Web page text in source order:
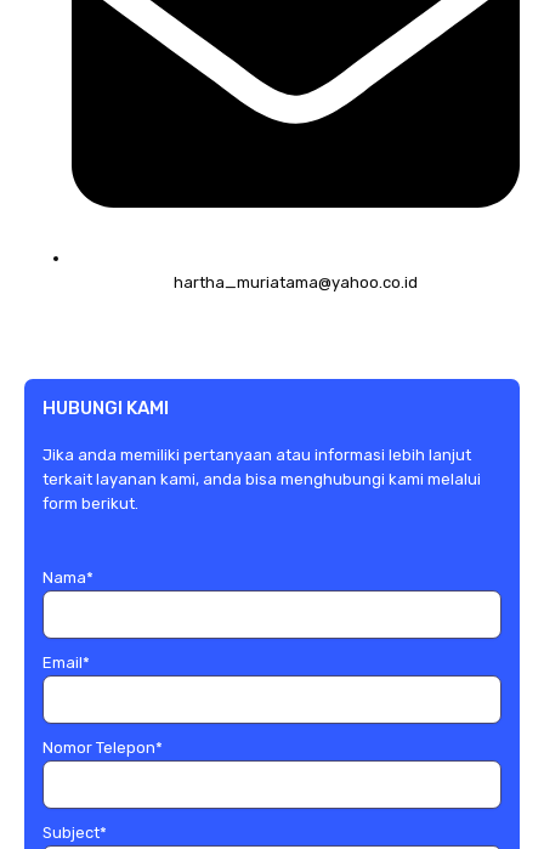
hartha_muriatama@yahoo.co.id
HUBUNGI KAMI
Jika anda memiliki pertanyaan atau informasi lebih lanjut
terkait layanan kami, anda bisa menghubungi kami melalui
form berikut.
Nama*
Email*
Nomor Telepon*
Subject*